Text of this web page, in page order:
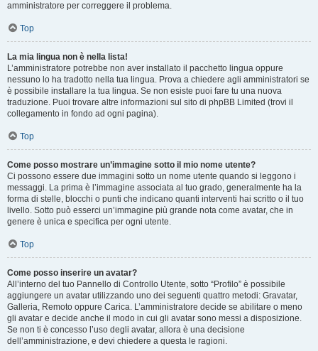
amministratore per correggere il problema.
Top
La mia lingua non è nella lista!
L’amministratore potrebbe non aver installato il pacchetto lingua oppure
nessuno lo ha tradotto nella tua lingua. Prova a chiedere agli amministratori se
è possibile installare la tua lingua. Se non esiste puoi fare tu una nuova
traduzione. Puoi trovare altre informazioni sul sito di phpBB Limited (trovi il
collegamento in fondo ad ogni pagina).
Top
Come posso mostrare un’immagine sotto il mio nome utente?
Ci possono essere due immagini sotto un nome utente quando si leggono i
messaggi. La prima è l’immagine associata al tuo grado, generalmente ha la
forma di stelle, blocchi o punti che indicano quanti interventi hai scritto o il tuo
livello. Sotto può esserci un’immagine più grande nota come avatar, che in
genere è unica e specifica per ogni utente.
Top
Come posso inserire un avatar?
All’interno del tuo Pannello di Controllo Utente, sotto “Profilo” è possibile
aggiungere un avatar utilizzando uno dei seguenti quattro metodi: Gravatar,
Galleria, Remoto oppure Carica. L’amministratore decide se abilitare o meno
gli avatar e decide anche il modo in cui gli avatar sono messi a disposizione.
Se non ti è concesso l’uso degli avatar, allora è una decisione
dell’amministrazione, e devi chiedere a questa le ragioni.